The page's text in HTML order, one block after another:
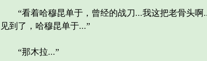
“看着哈穆昆单于，曾经的战刀...我这把老骨头啊
见到了，哈穆昆单于...”
“那木拉...”